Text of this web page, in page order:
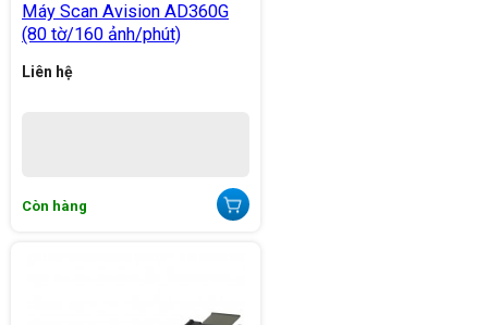
Máy Scan Avision AD360G
(80 tờ/160 ảnh/phút)
Liên hệ
Còn hàng